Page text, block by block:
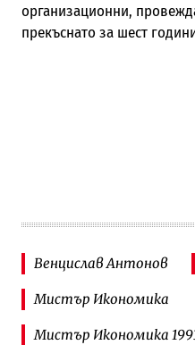
организационни,
прекъснато за шест
Венцислав Антонов
Мистър Икономика
Мистър Икономика